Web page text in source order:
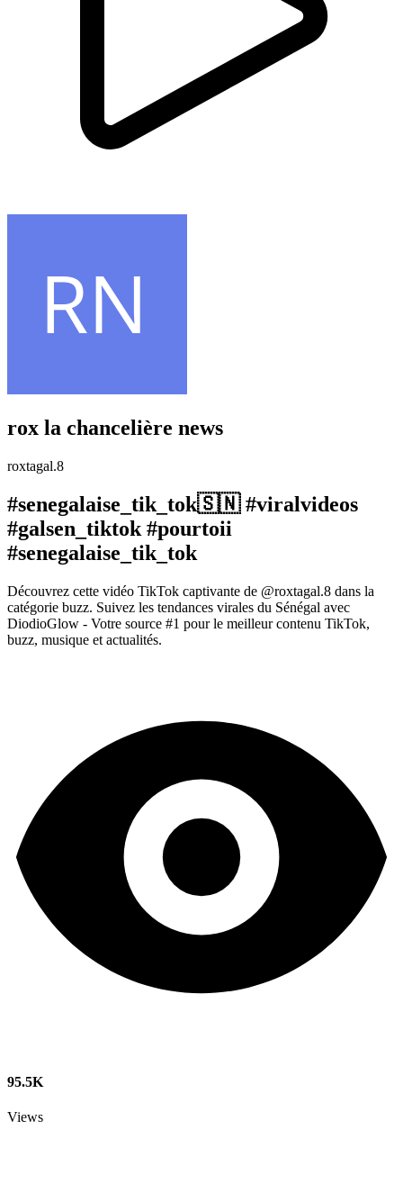
rox la chancelière news
roxtagal.8
#senegalaise_tik_tok🇸🇳 #viralvideos
#galsen_tiktok #pourtoii
#senegalaise_tik_tok
Découvrez cette vidéo TikTok captivante de @roxtagal.8 dans la
catégorie buzz. Suivez les tendances virales du Sénégal avec
DiodioGlow - Votre source #1 pour le meilleur contenu TikTok,
buzz, musique et actualités.
95.5K
Views